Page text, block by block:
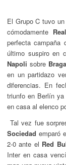
El Grupo C tuvo
cómodamente
perfecta campaña
último suspiro en
Napoli sobre Braga
en un partidazo
diferencias. En
triunfo en Berlín ya
en casa al elenco
Tal vez fue
Sociedad emparó
2-0 ante el Red
Inter en casa